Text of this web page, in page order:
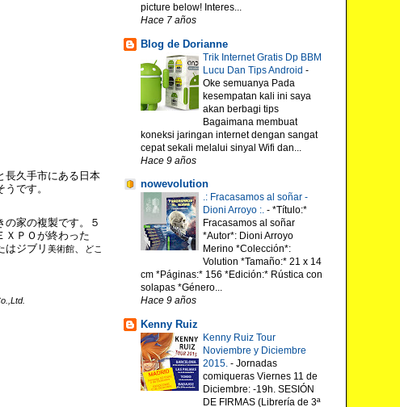
長久手市にある日本
です。
家の複製です。５
ＸＰＯが終わった
はジブリ 美術館、
どこ
picture below! Interes...
Hace 7 años
Blog de Dorianne
Trik Internet Gratis Dp BBM
Lucu Dan Tips Android -
Oke semuanya Pada
kesempatan kali ini saya
akan berbagi tips
Bagaimana membuat
koneksi jaringan internet dengan sangat
cepat sekali melalui sinyal Wifi dan...
Hace 9 años
nowevolution
.: Fracasamos al soñar -
Dioni Arroyo :. - *Título:*
Fracasamos al soñar
*Autor*: Dioni Arroyo
Merino *Colección*:
Volution *Tamaño:* 21 x 14
cm *Páginas:* 156 *Edición:* Rústica con
solapas *Género...
Hace 9 años
Kenny Ruiz
Kenny Ruiz Tour
Noviembre y Diciembre
2015. - Jornadas
comiqueras Viernes 11 de
Diciembre: -19h. SESIÓN
DE FIRMAS (Librería de 3ª